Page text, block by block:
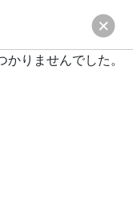
りませんでした。